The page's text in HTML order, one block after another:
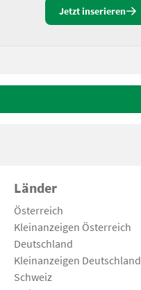
Jetzt inserieren
Länder
Österreich
Kleinanzeigen Österreich
Deutschland
Kleinanzeigen Deutschland
Schweiz